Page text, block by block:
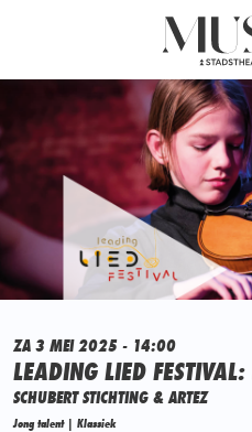
ZA 3 MEI 2025 - 14:00
LEADING LIED
SCHUBERT STICHTING & ARTEZ
Jong talent | Klassiek